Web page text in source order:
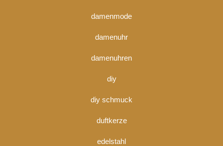
damenmode
damenuhr
damenuhren
diy
diy schmuck
duftkerze
edelstahl